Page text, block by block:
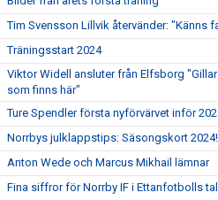
Tim Svensson Lillvik återvänder: "Känns
Träningsstart 2024
Viktor Widell ansluter från Elfsborg
som finns här"
Ture Spendler första nyförvärvet inför
Norrbys julklappstips: Säsongskort 2024!
Anton Wede och Marcus Mikhail lämnar
Fina siffror för Norrby IF i Ettanfotbolls